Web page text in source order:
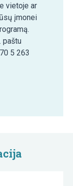
vietoje ar
įmonei
paštu
5 263